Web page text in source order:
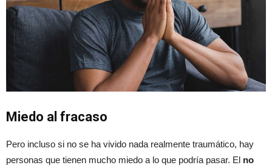
Miedo al fracaso
Pero incluso si no se ha vivido nada realmente traumático, hay
personas que tienen mucho miedo a lo que podría pasar. El no